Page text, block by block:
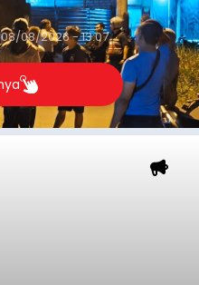
08/2026 - 13:07